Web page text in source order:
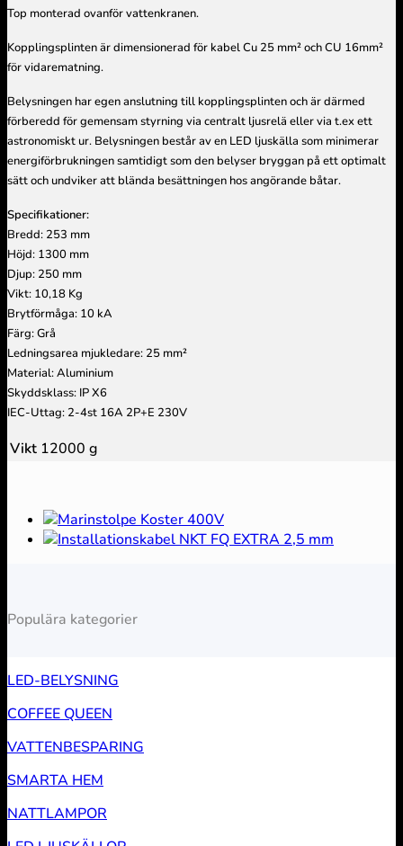
Top monterad ovanför vattenkranen.
Kopplingsplinten är dimensionerad för kabel Cu 25 mm² och CU 16mm²
för vidarematning.
Belysningen har egen anslutning till kopplingsplinten och är därmed
förberedd för gemensam styrning via centralt ljusrelä eller via t.ex ett
astronomiskt ur. Belysningen består av en LED ljuskälla som minimerar
energiförbrukningen samtidigt som den belyser bryggan på ett optimalt
sätt och undviker att blända besättningen hos angörande båtar.
Specifikationer:
Bredd: 253 mm
Höjd: 1300 mm
Djup: 250 mm
Vikt: 10,18 Kg
Brytförmåga: 10 kA
Färg: Grå
Ledningsarea mjukledare: 25 mm²
Material: Aluminium
Skyddsklass: IP X6
IEC-Uttag: 2-4st 16A 2P+E 230V
Vikt 12000 g
Populära kategorier
LED-BELYSNING
COFFEE QUEEN
VATTENBESPARING
SMARTA HEM
NATTLAMPOR